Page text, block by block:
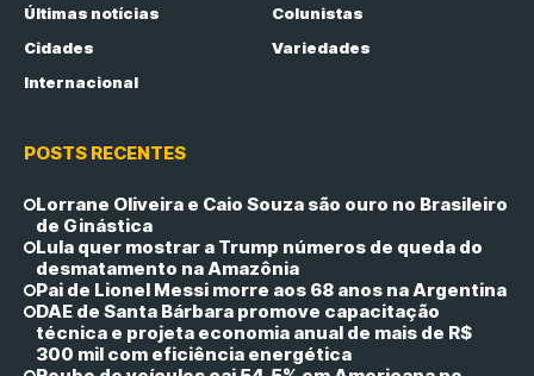
Últimas notícias
Colunistas
Cidades
Variedades
Internacional
POSTS RECENTES
Lorrane Oliveira e Caio Souza são ouro no Brasileiro
de Ginástica
Lula quer mostrar a Trump números de queda do
desmatamento na Amazônia
Pai de Lionel Messi morre aos 68 anos na Argentina
DAE de Santa Bárbara promove capacitação
técnica e projeta economia anual de mais de R$
300 mil com eficiência energética